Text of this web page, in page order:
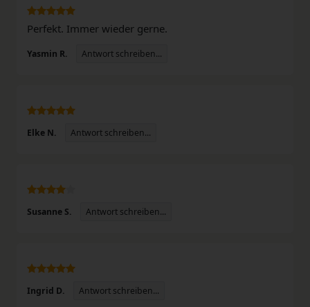
Perfekt. Immer wieder gerne.
Yasmin R. Antwort schreiben...
Elke N. Antwort schreiben...
Susanne S. Antwort schreiben...
Ingrid D. Antwort schreiben...